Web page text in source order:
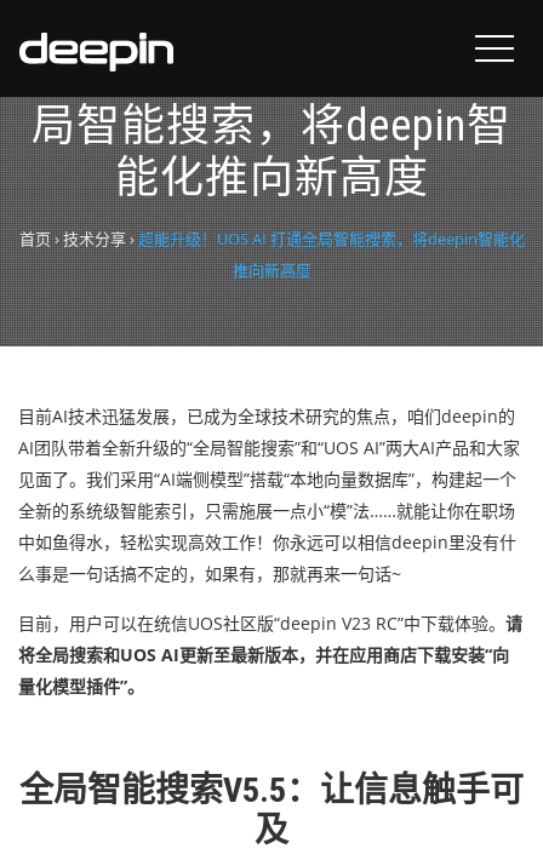
超能升级！UOS AI 打通全
局智能搜索，将deepin智
能化推向新高度
首页›技术分享›超能升级！UOS AI 打通全局智能搜索，将deepin智能化
推向新高度
目前AI技术迅猛发展，已成为全球技术研究的焦点，咱们deepin的
AI团队带着全新升级的“全局智能搜索”和“UOS AI”两大AI产品和大家
见面了。我们采用“AI端侧模型”搭载“本地向量数据库”，构建起一个
全新的系统级智能索引，只需施展一点小“模”法……就能让你在职场
中如鱼得水，轻松实现高效工作！你永远可以相信deepin里没有什
么事是一句话搞不定的，如果有，那就再来一句话~
目前，用户可以在统信UOS社区版“deepin V23 RC”中下载体验。 请
将全局搜索和UOS AI更新至最新版本，并在应用商店下载安装“向
量化模型插件”。
全局智能搜索V5.5：让信息触手可
及